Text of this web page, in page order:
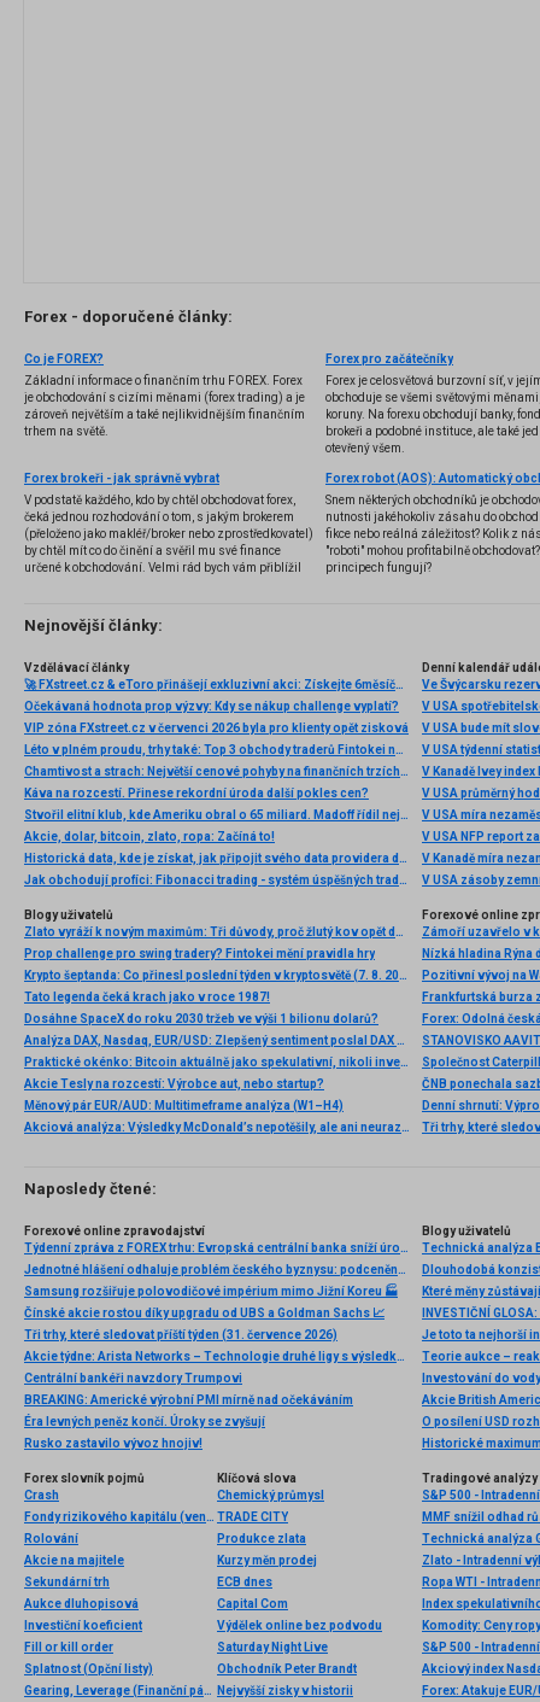
Forex - doporučené články:
Co je FOREX?
Základní informace o finančním trhu FOREX. Forex
je obchodování s cizími měnami (forex trading) a je
zároveň největším a také nejlikvidnějším finančním
trhem na světě.
Forex pro začátečníky
Forex je celosvětová burzovní síť, v
obchoduje se všemi světovými
koruny. Na forexu obchodují banky,
brokeři a podobné instituce, ale také
otevřený všem.
Forex brokeři - jak správně vybrat
V podstatě každého, kdo by chtěl obchodovat forex,
čeká jednou rozhodování o tom, s jakým brokerem
(přeloženo jako makléř/broker nebo zprostředkovatel)
by chtěl mít co do činění a svěřil mu své finance
určené k obchodování. Velmi rád bych vám přiblížil
několik příkladů nejznámějších z nich.
Snem některých obchodníků je
nutnosti jakéhokoliv zásahu do
fikce nebo reálná záležitost? Kolik z
"roboti" mohou profitabilně
principech fungují?
Nejnovější články:
Vzdělávací články
🚀 FXstreet.cz & eToro přinášejí exkluzivní akci: Získejte 6měsíční členství ve VIP zóně ZDARMA
Očekávaná hodnota prop výzvy: Kdy se nákup challenge vyplatí?
VIP zóna FXstreet.cz v červenci 2026 byla pro klienty opět zisková
Léto v plném proudu, trhy také: Top 3 obchody traderů Fintokei na indexech a zlatě
Chamtivost a strach: Největší cenové pohyby na finančních trzích (červenec 2026)
Káva na rozcestí. Přinese rekordní úroda další pokles cen?
Stvořil elitní klub, kde Ameriku obral o 65 miliard. Madoff řídil největší Ponzi dějin
Akcie, dolar, bitcoin, zlato, ropa: Začíná to!
Historická data, kde je získat, jak připojit svého data providera do MultiCharts a proč je budeme potřebovat? (4. díl)
Jak obchodují profíci: Fibonacci trading - systém úspěšných traderů
Denní kalendář
Ve Švýcarsku
V USA
V USA bude mít
V USA týdenní
V Kanadě Ivey index
V USA průměrný
V USA míra
V USA NFP report
V Kanadě míra
V USA zásoby
Blogy uživatelů
Zlato vyráží k novým maximům: Tři důvody, proč žlutý kov opět dominuje
Prop challenge pro swing tradery? Fintokei mění pravidla hry
Krypto šeptanda: Co přinesl poslední týden v kryptosvětě (7. 8. 2026)
Tato legenda čeká krach jako v roce 1987!
Dosáhne SpaceX do roku 2030 tržeb ve výši 1 bilionu dolarů?
Analýza DAX, Nasdaq, EUR/USD: Zlepšený sentiment poslal DAX na nová maxima
Praktické okénko: Bitcoin aktuálně jako spekulativní, nikoli investiční aktivum
Akcie Tesly na rozcestí: Výrobce aut, nebo startup?
Měnový pár EUR/AUD: Multitimeframe analýza (W1–H4)
Akciová analýza: Výsledky McDonald’s nepotěšily, ale ani neurazily. Jakou vizi společnost prezentovala?
Forexové online
Nízká hladina
Pozitivní vývoj na
Frankfurtská burza
Denní shrnutí:
Tři trhy, které
Naposledy čtené:
Forexové online zpravodajství
Týdenní zpráva z FOREX trhu: Evropská centrální banka sníží úrokové sazby o dalších 25 bb, rizikem je 50 bb
Jednotné hlášení odhaluje problém českého byznysu: podceněnou digitalizaci v malých a středních podnicích
Samsung rozšiřuje polovodičové impérium mimo Jižní Koreu 🏭
Čínské akcie rostou díky upgradu od UBS a Goldman Sachs 📈
Tři trhy, které sledovat příští týden (31. července 2026)
Akcie týdne: Arista Networks – Technologie druhé ligy s výsledky první ligy
Centrální bankéři navzdory Trumpovi
BREAKING: Americké výrobní PMI mírně nad očekáváním
Éra levných peněz končí. Úroky se zvyšují
Rusko zastavilo vývoz hnojiv!
Blogy uživatelů
Technická analýza
Které měny
Je toto ta nejhorší
Teorie aukce –
Investování do
Akcie British
O posílení USD
Historické
Forex slovník pojmů
Crash
Fondy rizikového kapitálu (venture capital)
Rolování
Akcie na majitele
Sekundární trh
Aukce dluhopisová
Investiční koeficient
Fill or kill order
Splatnost (Opční listy)
Gearing, Leverage (Finanční páka)
Klíčová slova
Chemický průmysl
TRADE CITY
Produkce zlata
Kurzy měn prodej
ECB dnes
Capital Com
Výdělek online bez podvodu
Saturday Night Live
Obchodník Peter Brandt
Nejvyšší zisky v historii
Tradingové analýzy
S&P 500 -
MMF snížil odhad
Technická analýza
Zlato - Intradenní
Ropa WTI -
Index
S&P 500 -
Akciový index
Forex: Atakuje